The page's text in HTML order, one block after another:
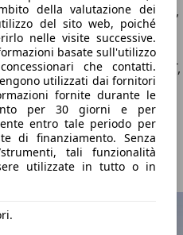
della valutazione dei
del sito web, poiché
nelle visite successive.
basate sull'utilizzo
che contatti.
utilizzati dai fornitori
fornite durante le
per 30 giorni e per
entro tale periodo per
di finanziamento. Senza
tali funzionalità
utilizzate in tutto o in
elettrico da ben 163 CV,
garantisce un’autonomia
ad un peso contenuto per
e al classico cambio E-CVT,
6,8 secondi), anche se non
del cambio, e molto
a batteria scarica più di 25
poco, ma è ancora